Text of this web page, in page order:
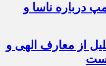
درباره ناسا و
از معارف الهی و